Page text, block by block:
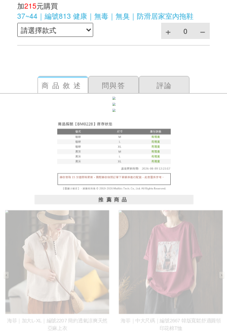
加215元購買
37~44｜編號813 健康｜無毒｜無臭｜防滑居家室內拖鞋
商品敘述 問與答 評論